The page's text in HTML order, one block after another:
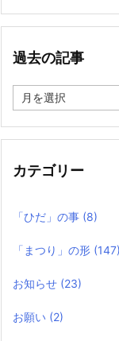
過去の記事
去
記
カテゴリー
「ひだ」の事 (8)
「まつり」の形 (147)
お知らせ (23)
お願い (2)